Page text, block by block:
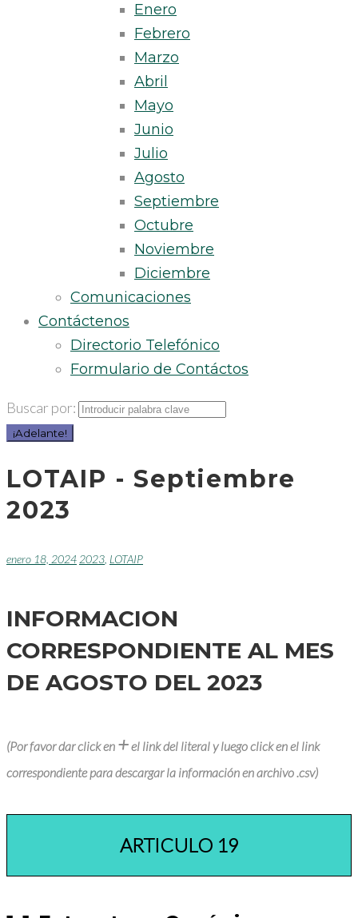
Enero
Febrero
Marzo
Abril
Mayo
Junio
Julio
Agosto
Septiembre
Octubre
Noviembre
Diciembre
Comunicaciones
Contáctenos
Directorio Telefónico
Formulario de Contáctos
Buscar por:
¡Adelante!
LOTAIP - Septiembre
2023
enero 18, 2024 2023 LOTAIP
INFORMACION
CORRESPONDIENTE AL MES
DE AGOSTO DEL 2023
(Por favor dar click en +el link del literal y luego click en el link
correspondiente para descargar la información en archivo .csv)
ARTICULO 19